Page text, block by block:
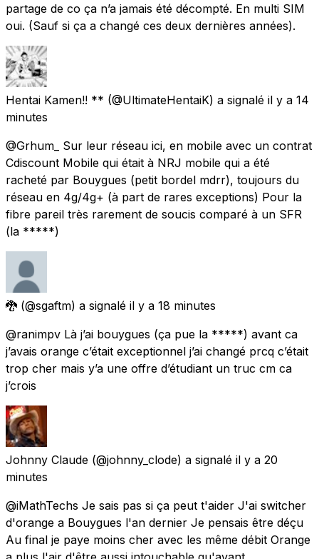
partage de co ça n’a jamais été décompté. En multi SIM
oui. (Sauf si ça a changé ces deux dernières années).
Hentai Kamen!! ** (@UltimateHentaiK) a signalé il y a 14
minutes
@Grhum_ Sur leur réseau ici, en mobile avec un contrat
Cdiscount Mobile qui était à NRJ mobile qui a été
racheté par Bouygues (petit bordel mdrr), toujours du
réseau en 4g/4g+ (à part de rares exceptions) Pour la
fibre pareil très rarement de soucis comparé à un SFR
(la *****)
🐉 (@sgaftm) a signalé il y a 18 minutes
@ranimpv Là j’ai bouygues (ça pue la *****) avant ca
j’avais orange c’était exceptionnel j’ai changé prcq c’était
trop cher mais y’a une offre d’étudiant un truc cm ca
j’crois
Johnny Claude (@johnny_clode) a signalé il y a 20
minutes
@iMathTechs Je sais pas si ça peut t'aider J'ai switcher
d'orange a Bouygues l'an dernier Je pensais être déçu
Au final je paye moins cher avec les même débit Orange